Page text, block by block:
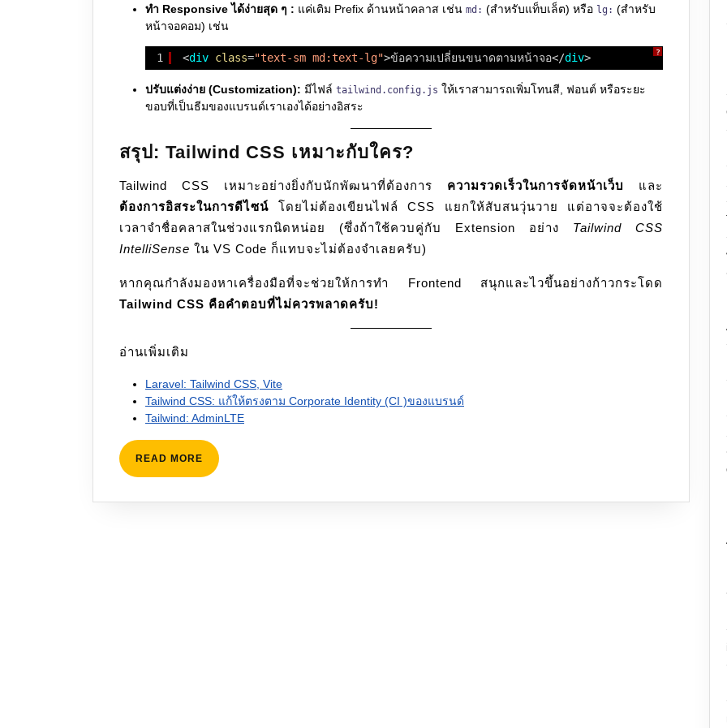
ทำ Responsive ได้ง่ายสุด ๆ : แค่เติม Prefix ด้านหน้าคลาส เช่น md: (สำหรับแท็บเล็ต) หรือ lg: (สำหรับ
หน้าจอคอม) เช่น
?
1 <div class="text-sm md:text-lg">ข้อความเปลี่ยนขนาดตามหน้าจอ</div>
ปรับแต่งง่าย (Customization): มีไฟล์ tailwind.config.js ให้เราสามารถเพิ่มโทนสี, ฟอนต์ หรือระยะ
ขอบที่เป็นธีมของแบรนด์เราเองได้อย่างอิสระ
สรุป: Tailwind CSS เหมาะกับใคร?
Tailwind CSS เหมาะอย่างยิ่งกับนักพัฒนาที่ต้องการ ความรวดเร็วในการจัดหน้าเว็บ
และ
ต้องการอิสระในการดีไซน์ โดยไม่ต้องเขียนไฟล์ CSS แยกให้สับสนวุ่นวาย แต่อาจจะต้องใช้
เวลาจำชื่อคลาสในช่วงแรกนิดหน่อย (ซึ่งถ้าใช้ควบคู่กับ Extension อย่าง Tailwind CSS
IntelliSense ใน VS Code ก็แทบจะไม่ต้องจำเลยครับ)
หากคุณกำลังมองหาเครื่องมือที่จะช่วยให้การทำ Frontend สนุกและไวขึ้นอย่างก้าวกระโดด
Tailwind CSS คือคำตอบที่ไม่ควรพลาดครับ!
อ่านเพิ่มเติม
Laravel: Tailwind CSS, Vite
Tailwind CSS: แก้ให้ตรงตาม Corporate Identity (CI )ของแบรนด์
Tailwind: AdminLTE
READ MORE READ
MORE